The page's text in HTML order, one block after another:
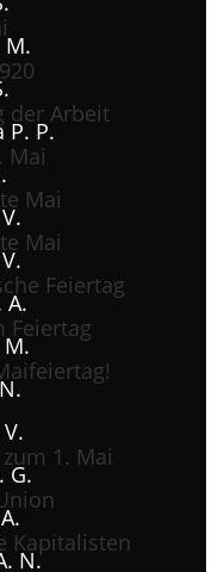
M.
der Arbeit
P. P.
Mai
Mai
Mai
Feiertag
A.
Feiertag
1. Mai
G.
Kapitalisten
N.